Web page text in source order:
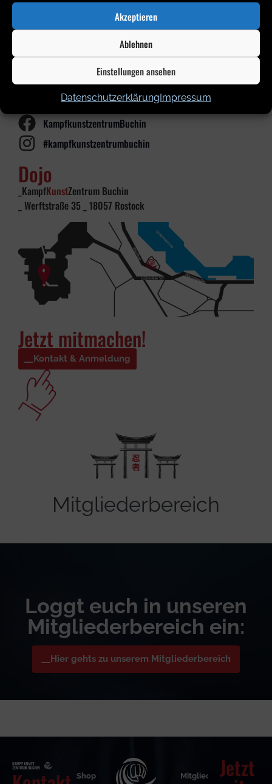
Akzeptieren
Ablehnen
Einstellungen ansehen
DatenschutzerklärungImpressum
_ KampfKunstZentrum Buchin
_ info@karate-buchin.de
www.karate-buchin.de
KampfkunstzentrumBuchin
#kampfkunstzentrumbuchin
Dojo
_KampfKunstZentrum Buchin
_ Werftstraße 35 _ 18057 Rostock
Jetzt mitmachen!
Kontakt & Anmeldung
Mitgliederbereich
Loggt euch in unseren
Mitgliederbereich ein:
Hier gehts zu unserem Mitgliederbereich
Shop Mitgliederbereich
Jetzt